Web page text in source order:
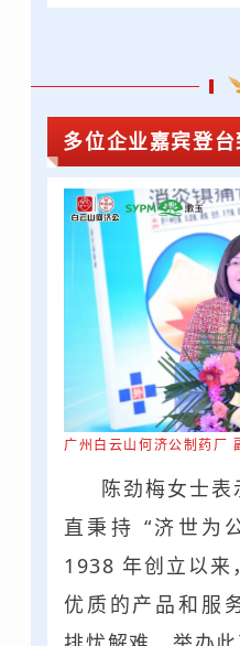
广州白云山医药集团
公制药厂 大区经理
漱玉平民大药房连锁
副总监 常新群
山东九州通医药有限
刘红根
东九州通医药有限
山东三生医药有限公
山东三生医药有限公
多位企业嘉宾登
广州白云山何济公制药厂
陈劲梅女士表
直秉持 “济世为
1938 年创立以来
优质的产品和服